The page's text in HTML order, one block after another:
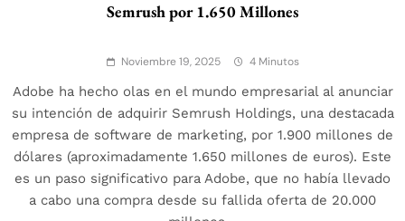
Semrush por 1.650 Millones
Noviembre 19, 2025 4 Minutos
Adobe ha hecho olas en el mundo empresarial al anunciar
su intención de adquirir Semrush Holdings, una destacada
empresa de software de marketing, por 1.900 millones de
dólares (aproximadamente 1.650 millones de euros). Este
es un paso significativo para Adobe, que no había llevado
a cabo una compra desde su fallida oferta de 20.000